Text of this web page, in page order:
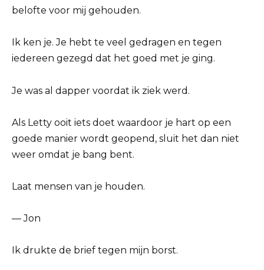
belofte voor mij gehouden.
Ik ken je. Je hebt te veel gedragen en tegen
iedereen gezegd dat het goed met je ging.
Je was al dapper voordat ik ziek werd.
Als Letty ooit iets doet waardoor je hart op een
goede manier wordt geopend, sluit het dan niet
weer omdat je bang bent.
Laat mensen van je houden.
— Jon
Ik drukte de brief tegen mijn borst.